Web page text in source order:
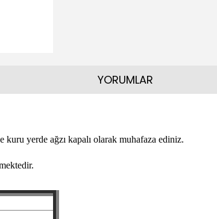
yerde ağzı kapalı olarak muhafaza ediniz.
YORUMLAR